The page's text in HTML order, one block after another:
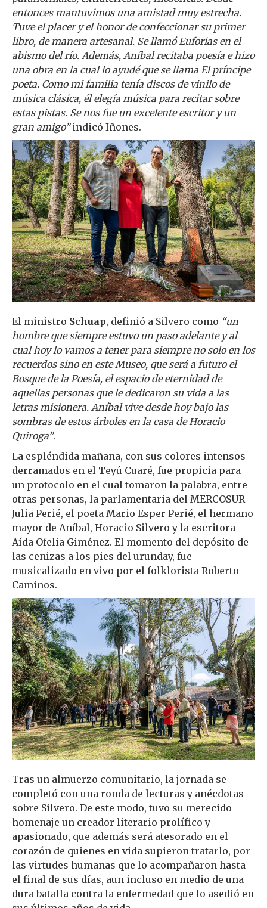
entonces mantuvimos una amistad muy estrecha.
Tuve el placer y el honor de confeccionar su primer
libro, de manera artesanal. Se llamó Euforias en el
abismo del río. Además, Aníbal recitaba poesía e hizo
una obra en la cual lo ayudé que se llama El príncipe
poeta. Como mi familia tenía discos de vinilo de
música clásica, él elegía música para recitar sobre
estas pistas. Se nos fue un excelente escritor y un
gran amigo”indicó Iñones.
El ministro Schuap, definió a Silvero como “un
hombre que siempre estuvo un paso adelante y al
cual hoy lo vamos a tener para siempre no solo en los
recuerdos sino en este Museo, que será a futuro el
Bosque de la Poesía, el espacio de eternidad de
aquellas personas que le dedicaron su vida a las
letras misionera. Aníbal vive desde hoy bajo las
sombras de estos árboles en la casa de Horacio
Quiroga”.
La espléndida mañana, con sus colores intensos
derramados en el Teyú Cuaré, fue propicia para
un protocolo en el cual tomaron la palabra, entre
otras personas, la parlamentaria del MERCOSUR
Julia Perié, el poeta Mario Esper Perié, el hermano
mayor de Aníbal, Horacio Silvero y la escritora
Aída Ofelia Giménez. El momento del depósito de
las cenizas a los pies del urunday, fue
musicalizado en vivo por el folklorista Roberto
Caminos.
Tras un almuerzo comunitario, la jornada se
completó con una ronda de lecturas y anécdotas
sobre Silvero. De este modo, tuvo su merecido
homenaje un creador literario prolífico y
apasionado, que además será atesorado en el
corazón de quienes en vida supieron tratarlo, por
las virtudes humanas que lo acompañaron hasta
el final de sus días, aun incluso en medio de una
dura batalla contra la enfermedad que lo asedió en